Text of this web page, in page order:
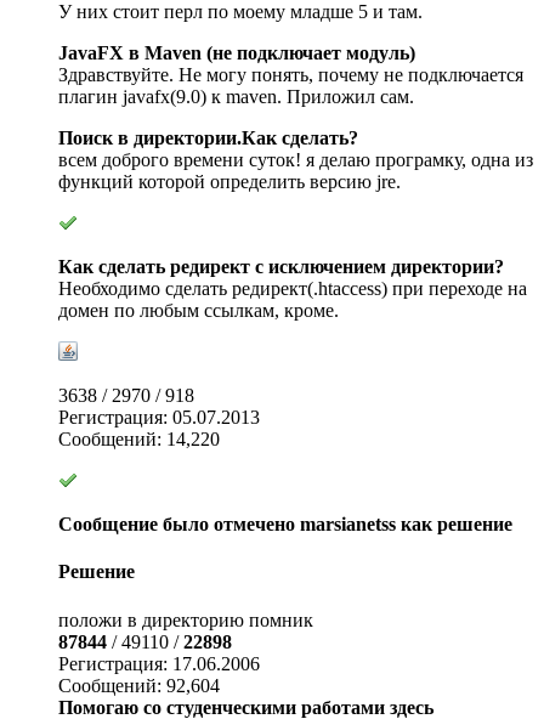
У них стоит перл по моему младше 5 и там.
JavaFX в Maven (не подключает модуль)
Здравствуйте. Не могу понять, почему не подключается
плагин javafx(9.0) к maven. Приложил сам.
Поиск в директории.Как сделать?
всем доброго времени суток! я делаю програмку, одна из
функций которой определить версию jre.
Как сделать редирект с исключением директории?
Необходимо сделать редирект(.htaccess) при переходе на
домен по любым ссылкам, кроме.
3638 / 2970 / 918
Регистрация: 05.07.2013
Сообщений: 14,220
Сообщение было отмечено marsianetss как решение
Решение
положи в директорию помник
87844 / 49110 /22898
Регистрация: 17.06.2006
Сообщений: 92,604
Помогаю со студенческими работами здесь